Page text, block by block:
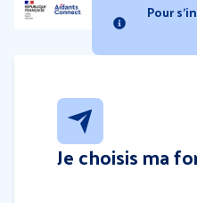
Pour
Je choisis ma